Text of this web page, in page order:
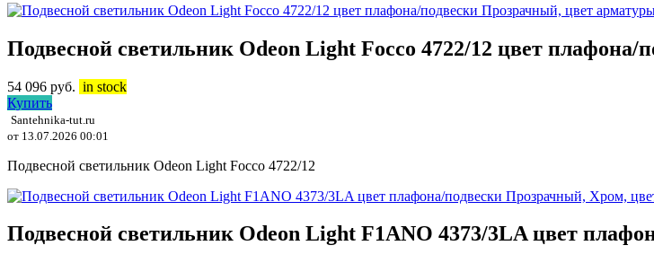
Подвесной светильник Odeon Light Focco 4722/12 цвет
54 096 руб. in stock
Купить
Santehnika-tut.ru
от 13.07.2026 00:01
Подвесной светильник Odeon Light Focco 4722/12
Подвесной светильник Odeon Light F1ANO 4373/3LA цвет